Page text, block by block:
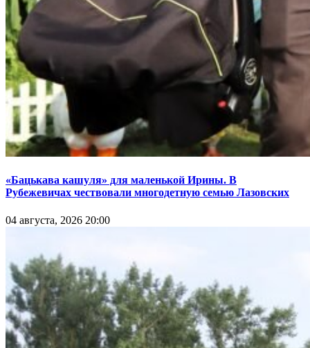
«Бацькава кашуля» для маленькой Ирины. В
Рубежевичах чествовали многодетную семью Лазовских
04 августа, 2026 20:00